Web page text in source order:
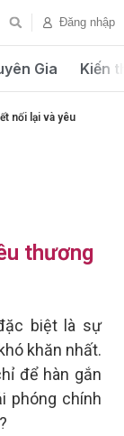
Đăng nhập
Gia Kiến
nối lại và yêu
thương
biệt là sự
khăn nhất.
để hàn gắn
phóng chính